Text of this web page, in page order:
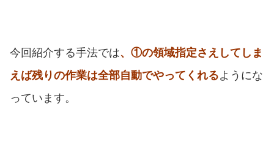
今回紹介する手法では、①の領域指定さえしてしま
えば残りの作業は全部自動でやってくれるようにな
っています。